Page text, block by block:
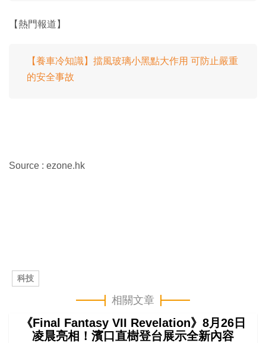
【熱門報道】
【養車冷知識】擋風玻璃小黑點大作用 可防止嚴重
的安全事故
Source : ezone.hk
科技
相關文章
《Final Fantasy VII Revelation》8月26日
凌晨亮相！濱口直樹登台展示全新內容